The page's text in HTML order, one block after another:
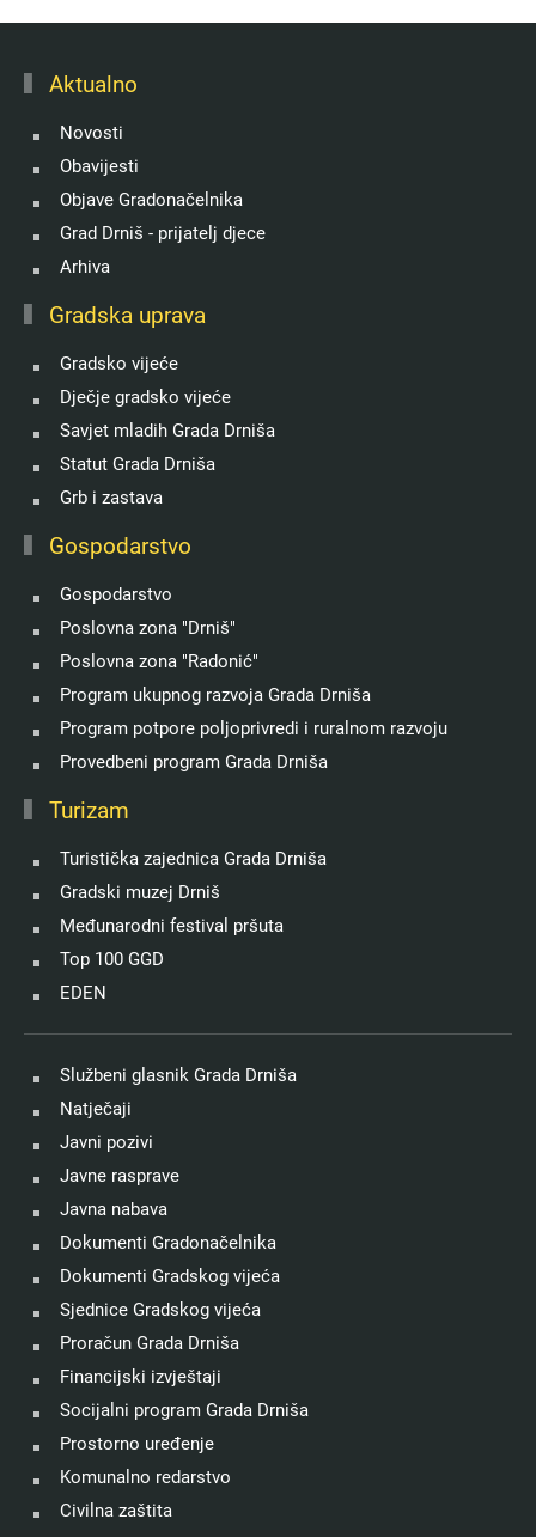
Aktualno
Novosti
Obavijesti
Objave Gradonačelnika
Grad Drniš - prijatelj djece
Arhiva
Gradska uprava
Gradsko vijeće
Dječje gradsko vijeće
Savjet mladih Grada Drniša
Statut Grada Drniša
Grb i zastava
Gospodarstvo
Gospodarstvo
Poslovna zona "Drniš"
Poslovna zona "Radonić"
Program ukupnog razvoja Grada Drniša
Program potpore poljoprivredi i ruralnom razvoju
Provedbeni program Grada Drniša
Turizam
Turistička zajednica Grada Drniša
Gradski muzej Drniš
Međunarodni festival pršuta
Top 100 GGD
EDEN
Službeni glasnik Grada Drniša
Natječaji
Javni pozivi
Javne rasprave
Javna nabava
Dokumenti Gradonačelnika
Dokumenti Gradskog vijeća
Sjednice Gradskog vijeća
Proračun Grada Drniša
Financijski izvještaji
Socijalni program Grada Drniša
Prostorno uređenje
Komunalno redarstvo
Civilna zaštita